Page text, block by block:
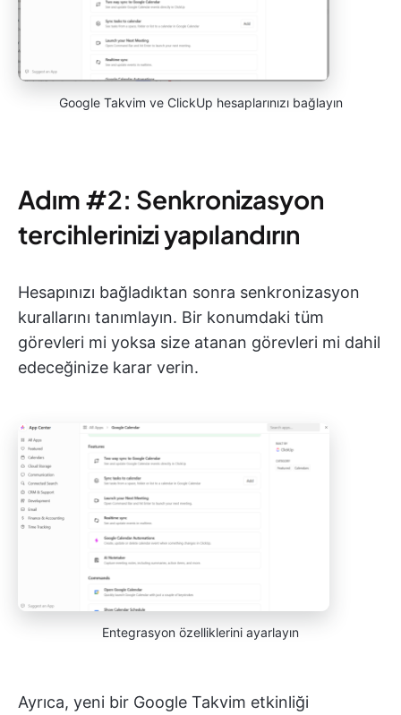
Google Takvim ve ClickUp hesaplarınızı bağlayın
Adım #2: Senkronizasyon
tercihlerinizi yapılandırın
Hesapınızı bağladıktan sonra senkronizasyon
kurallarını tanımlayın. Bir konumdaki tüm
görevleri mi yoksa size atanan görevleri mi dahil
edeceğinize karar verin.
Entegrasyon özelliklerini ayarlayın
Ayrıca, yeni bir Google Takvim etkinliği